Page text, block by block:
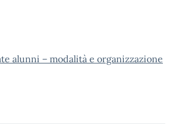
alunni – modalità e organizzazione